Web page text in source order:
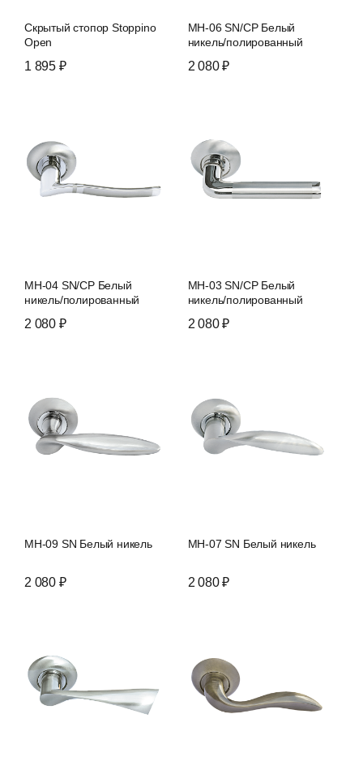
Скрытый стопор Stoppino
Open
1 895 ₽
MH-06 SN/CP Белый
никель/полированный
2 080 ₽
MH-04 SN/CP Белый
никель/полированный
2 080 ₽
MH-03 SN/CP Белый
никель/полированный
2 080 ₽
MH-09 SN Белый никель
2 080 ₽
MH-07 SN Белый никель
2 080 ₽